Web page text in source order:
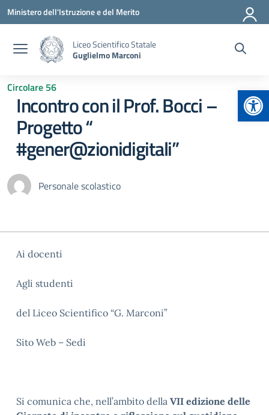
Vai ai contenuti
Vai al menu di navigazione
Vai al footer
Ministero dell'Istruzione e del Merito
Liceo Scientifico Statale
Guglielmo Marconi
Circolare 56
Incontro con il Prof. Bocci –
Progetto “
#gener@zionidigitali”
Personale scolastico
Ai docenti
Agli studenti
del Liceo Scientifico “G. Marconi”
Sito Web – Sedi
Si comunica che, nell’ambito della VII edizione delle